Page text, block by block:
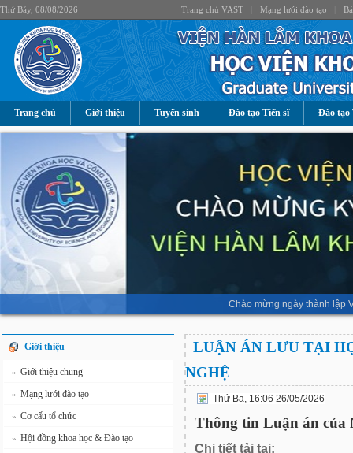
Thứ Bảy, 08/08/2026 Trang chủ VAST Mạng lưới đào tạo
Trang chủ Giới thiệu Tuyển sinh Đào tạo Tiến sĩ Đào tạo
Chào mừng ngày thành lập
Giới thiệu
» Giới thiệu chung
» Mạng lưới đào tạo
» Cơ cấu tổ chức
» Hội đồng khoa học & Đào tạo
LUẬN ÁN LƯU TẠI
NGHỆ
Thứ Ba, 16:06 26/05/2026
Thông tin Luận án của
Chi tiết tải tại: